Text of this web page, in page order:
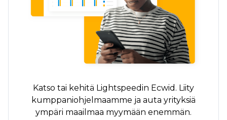
Katso tai kehitä Lightspeedin Ecwid. Liity
kumppaniohjelmaamme ja auta yrityksiä
ympäri maailmaa myymään enemmän.